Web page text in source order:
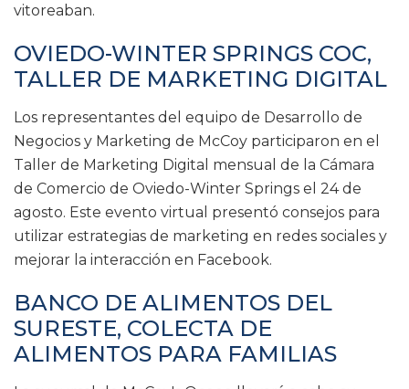
vitoreaban.
OVIEDO-WINTER SPRINGS COC,
TALLER DE MARKETING DIGITAL
Los representantes del equipo de Desarrollo de
Negocios y Marketing de McCoy participaron en el
Taller de Marketing Digital mensual de la Cámara
de Comercio de Oviedo-Winter Springs el 24 de
agosto. Este evento virtual presentó consejos para
utilizar estrategias de marketing en redes sociales y
mejorar la interacción en Facebook.
BANCO DE ALIMENTOS DEL
SURESTE, COLECTA DE
ALIMENTOS PARA FAMILIAS